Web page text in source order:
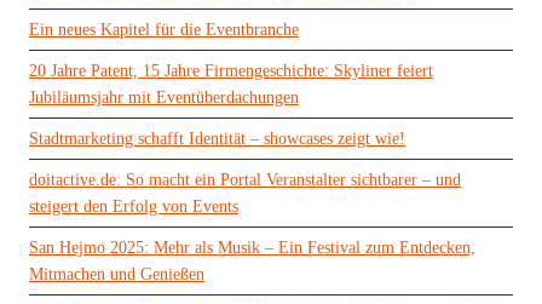
Ein neues Kapitel für die Eventbranche
20 Jahre Patent, 15 Jahre Firmengeschichte: Skyliner feiert
Jubiläumsjahr mit Eventüberdachungen
Stadtmarketing schafft Identität – showcases zeigt wie!
doitactive.de: So macht ein Portal Veranstalter sichtbarer – und
steigert den Erfolg von Events
San Hejmo 2025: Mehr als Musik – Ein Festival zum Entdecken,
Mitmachen und Genießen